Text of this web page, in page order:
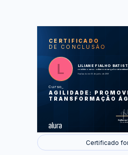
CERTIFICADO
DE CONCLUSÃO
LILIANE FIALHO
concluiu o curso online com carga horária
Finalizado em 03 de junho de 2019
Curso
AGILIDADE:
TRANSFORMAÇÃO
Guilherme
Certificado